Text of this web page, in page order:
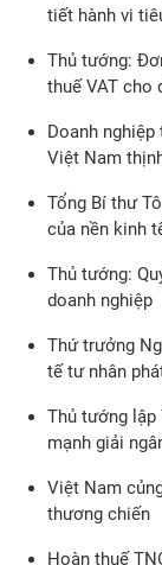
tiết hành vi
Thủ tướng:
thuế VAT cho
Doanh
Việt Nam
Tổng Bí thư
của nền kinh
Thủ tướng:
doanh nghiệp
Thứ trưởng
tế tư nhân
Thủ tướng
mạnh giải
Việt Nam
thương chiến
Hoàn thuế